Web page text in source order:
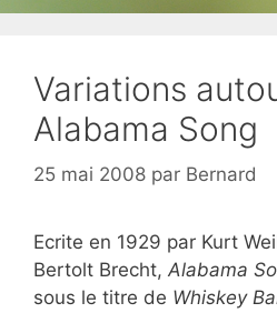
Variations
Alabama Song
25 mai 2008 par Bernard
Ecrite en 1929 par Kurt
Bertolt Brecht, Alabama
sous le titre de Whiskey